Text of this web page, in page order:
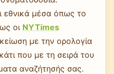
εθνικά μέσα όπως το
οι NYTimes
με την ορολογία
που με τη σειρά του
αναζήτησής σας.